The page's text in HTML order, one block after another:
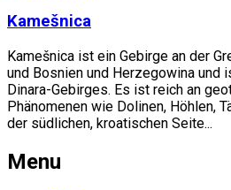
Kamešnica
Kamešnica ist ein Gebirge an der
und Bosnien und Herzegowina und
Dinara-Gebirges. Es ist reich an
Phänomenen wie Dolinen, Höhlen,
der südlichen, kroatischen Seite...
Menu